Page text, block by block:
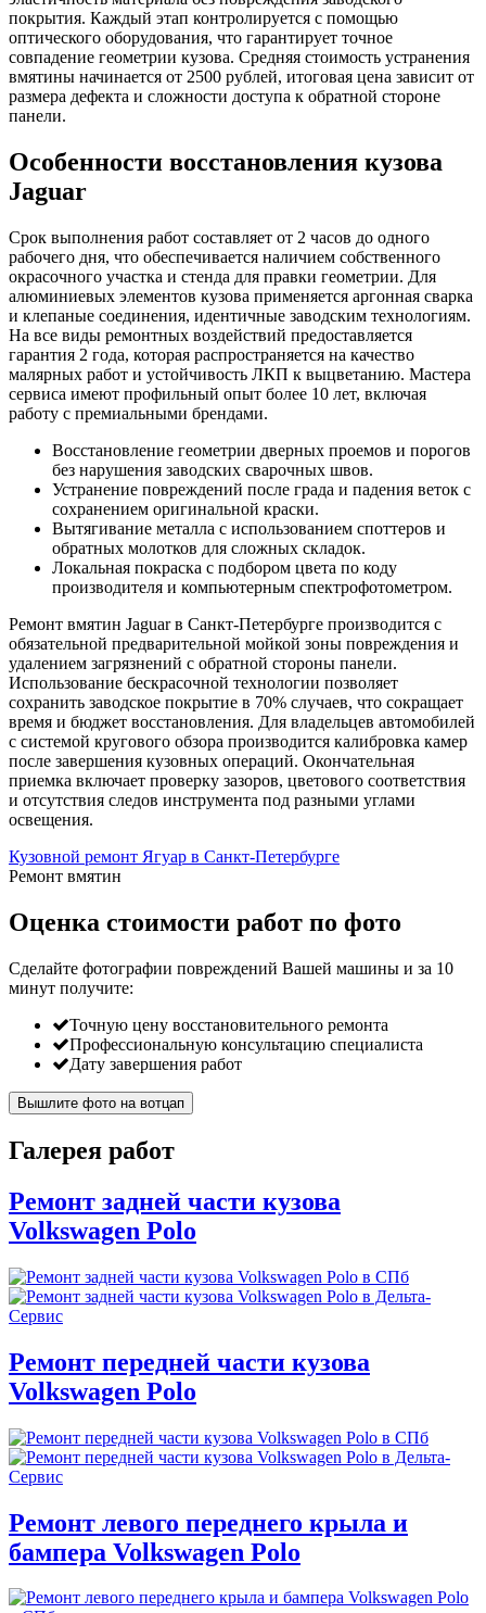
покрытия. Каждый этап контролируется с помощью
оптического оборудования, что гарантирует точное
совпадение геометрии кузова. Средняя стоимость устранения
вмятины начинается от 2500 рублей, итоговая цена зависит от
размера дефекта и сложности доступа к обратной стороне
панели.
Особенности восстановления кузова
Jaguar
Срок выполнения работ составляет от 2 часов до одного
рабочего дня, что обеспечивается наличием собственного
окрасочного участка и стенда для правки геометрии. Для
алюминиевых элементов кузова применяется аргонная сварка
и клепаные соединения, идентичные заводским технологиям.
На все виды ремонтных воздействий предоставляется
гарантия 2 года, которая распространяется на качество
малярных работ и устойчивость ЛКП к выцветанию. Мастера
сервиса имеют профильный опыт более 10 лет, включая
работу с премиальными брендами.
Восстановление геометрии дверных проемов и порогов
без нарушения заводских сварочных швов.
Устранение повреждений после града и падения веток с
сохранением оригинальной краски.
Вытягивание металла с использованием споттеров и
обратных молотков для сложных складок.
Локальная покраска с подбором цвета по коду
производителя и компьютерным спектрофотометром.
Ремонт вмятин Jaguar в Санкт-Петербурге производится с
обязательной предварительной мойкой зоны повреждения и
удалением загрязнений с обратной стороны панели.
Использование бескрасочной технологии позволяет
сохранить заводское покрытие в 70% случаев, что сокращает
время и бюджет восстановления. Для владельцев автомобилей
с системой кругового обзора производится калибровка камер
после завершения кузовных операций. Окончательная
приемка включает проверку зазоров, цветового соответствия
и отсутствия следов инструмента под разными углами
освещения.
Кузовной ремонт Ягуар в Санкт-Петербурге
Ремонт вмятин
Оценка стоимости работ по фото
Сделайте фотографии повреждений Вашей машины и за 10
минут получите:
Точную цену восстановительного ремонта
Профессиональную консультацию специалиста
Дату завершения работ
Вышлите фото на вотцап
Галерея работ
Ремонт задней части кузова
Volkswagen Polo
Ремонт передней части кузова
Volkswagen Polo
Ремонт левого переднего крыла и
бампера Volkswagen Polo